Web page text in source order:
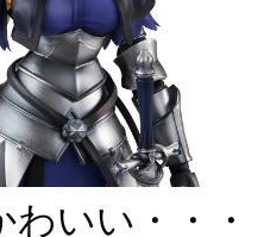
いい・・・